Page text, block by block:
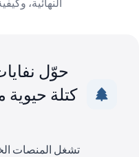
حوّل
كتلة حيوية
تشغل المنصات